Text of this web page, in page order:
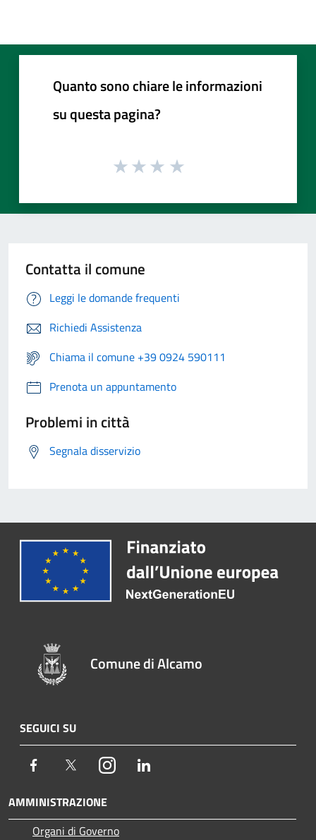
Quanto sono chiare le informazioni
su questa pagina?
Contatta il comune
Leggi le domande frequenti
Richiedi Assistenza
Chiama il comune +39 0924 590111
Prenota un appuntamento
Problemi in città
Segnala disservizio
Comune di Alcamo
SEGUICI SU
Facebook TwitterInstagram
AMMINISTRAZIONE
Organi di Governo